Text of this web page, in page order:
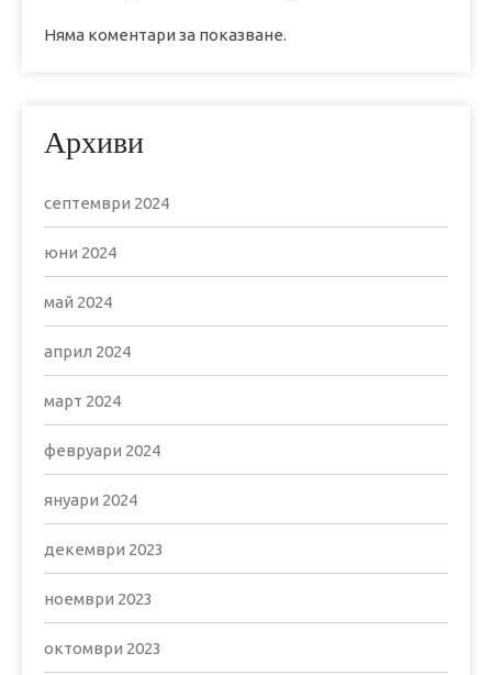
Няма коментари за показване.
Архиви
септември 2024
юни 2024
май 2024
април 2024
март 2024
февруари 2024
януари 2024
декември 2023
ноември 2023
октомври 2023